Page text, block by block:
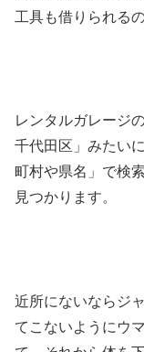
工具も借りられる
レンタルガレージ
千代田区」みたい
町村や県名」で検
見つかります。
近所にないならジ
てこないようにウ